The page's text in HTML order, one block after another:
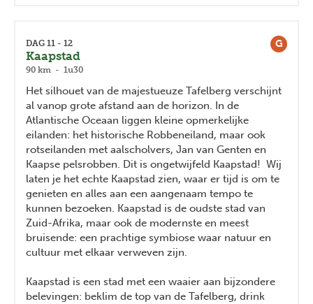
G
DAG 11 - 12
Kaapstad
90 km - 1u30
Het silhouet van de majestueuze Tafelberg verschijnt
al vanop grote afstand aan de horizon. In de
Atlantische Oceaan liggen kleine opmerkelijke
eilanden: het historische Robbeneiland, maar ook
rotseilanden met aalscholvers, Jan van Genten en
Kaapse pelsrobben. Dit is ongetwijfeld Kaapstad! Wij
laten je het echte Kaapstad zien, waar er tijd is om te
genieten en alles aan een aangenaam tempo te
kunnen bezoeken. Kaapstad is de oudste stad van
Zuid-Afrika, maar ook de modernste en meest
bruisende: een prachtige symbiose waar natuur en
cultuur met elkaar verweven zijn.
Kaapstad is een stad met een waaier aan bijzondere
belevingen: beklim de top van de Tafelberg, drink